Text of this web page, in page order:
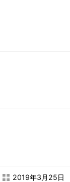
2019年3月25日